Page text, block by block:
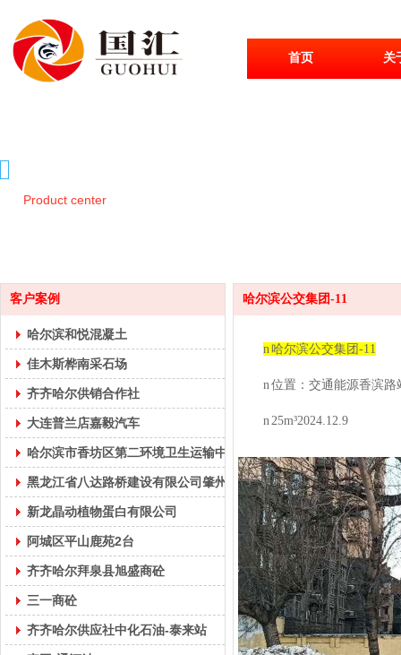
首页 关
Product center
客户案例
哈尔滨和悦混凝土
佳木斯桦南采石场
齐齐哈尔供销合作社
大连普兰店嘉毅汽车
哈尔滨市香坊区第二环境卫生运输中心
黑龙江省八达路桥建设有限公司肇州分公司
新龙晶动植物蛋白有限公司
阿城区平山鹿苑2台
齐齐哈尔拜泉县旭盛商砼
三一商砼
齐齐哈尔供应社中化石油-泰来站
哈尔滨公交集团-11
n 哈尔滨公交集团 -11
n位置：交通能源香滨路
n25m³2024.12.9